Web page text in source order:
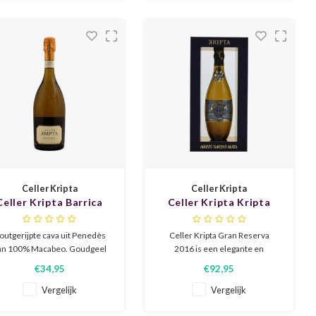
Celler Kripta
Kripta Barrica
Gran Reserva 2019
cava uit Penedès
100% Macabeo. Goudgeel
appel, vanille en toast. Droog,
en elegant met perfecte
€34,95
Vergelijk
Celler Kripta
Celler Kripta Kripta
Gran Reserva 2016
Celler Kripta Gran Reserva
2016 is een elegante en
fijne, levendige bubbels en
aroma’s van brioche, amandel,
€92,95
Vergelijk